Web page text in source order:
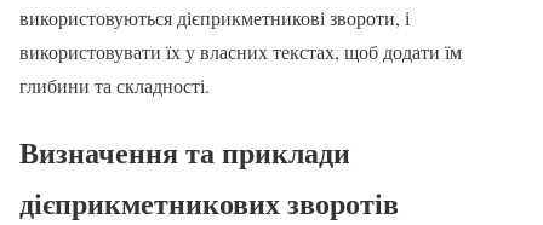
використовуються дієприкметникові звороти, і
використовувати їх у власних текстах, щоб додати їм
глибини та складності.
Визначення та приклади
дієприкметникових зворотів